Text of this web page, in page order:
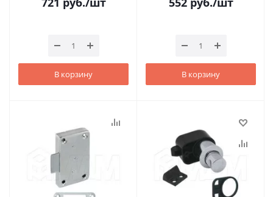
В корзину В корзину